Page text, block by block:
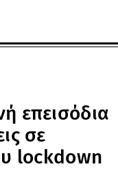
επεισόδια
σε
lockdown